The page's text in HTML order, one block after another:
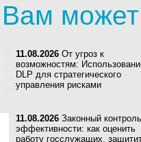
Вам
11.08.2026 От угроз к
возможностям:
DLP для стратегического
управления рисками
11.08.2026 Законный контроль
эффективности: как оценить
работу госслужащих,